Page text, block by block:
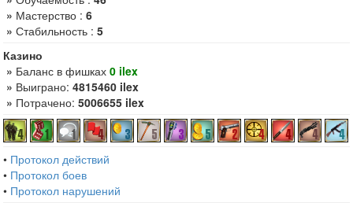
» Мастерство : 6
» Стабильность : 5
Казино
» Баланс в фишках 0 ilex
» Выиграно: 4815460 ilex
» Потрачено: 5006655 ilex
• Протокол действий
• Протокол боев
• Протокол нарушений